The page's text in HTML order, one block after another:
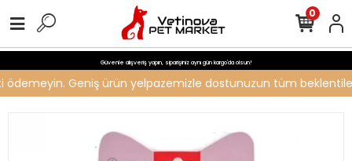
Güvenle alışveriş yapın, siparişiniz aynı gün kargo'da olsun!
Geniş ürün yelpazemizle dostunuzun tüm
0